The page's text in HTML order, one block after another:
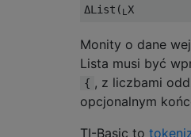
ΔList(
Monity o dane
Lista musi być
{ , z liczbami
opcjonalnym
TI-Basic to